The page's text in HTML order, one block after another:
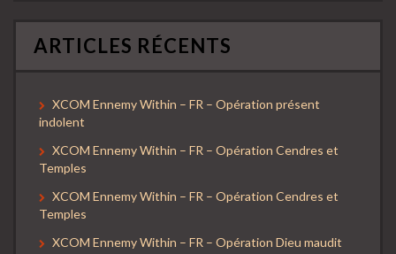
ARTICLES RÉCENTS
XCOM Ennemy Within – FR – Opération présent
indolent
XCOM Ennemy Within – FR – Opération Cendres et
Temples
XCOM Ennemy Within – FR – Opération Cendres et
Temples
XCOM Ennemy Within – FR – Opération Dieu maudit